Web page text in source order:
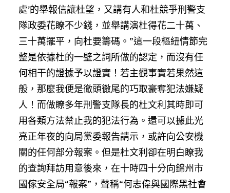
處’的舉報信讓杜望，又講有人和杜競爭刑警支
隊政委花瞭不少錢，並舉講演杜得花二十萬、
三十萬擺平，向杜要籌碼。”這一段樞紐情節完
整是依據杜的一壁之詞所做的認定，而沒有任
何相干的證據予以證實！若主觀事實若果然這
般，那麼我便是徹頭徹尾的巧取豪奪犯法嫌疑
人！而做瞭多年刑警支隊長的杜文利其時即可
用各類方法禁止我的犯法行為。還可以據此光
亮正年夜的向局黨委報告請示，或許向公安機
關的任何部分報案。但是杜文利卻在明白瞭我
的查詢拜訪用意後來，在十時四十分向錦州市
國傢安全局“報案”，聲稱“何志偉與國際黑社會